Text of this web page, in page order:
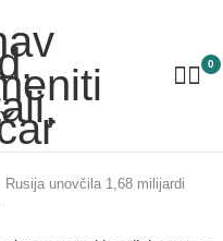
0
Rusija unovčila 1,68 milijardi